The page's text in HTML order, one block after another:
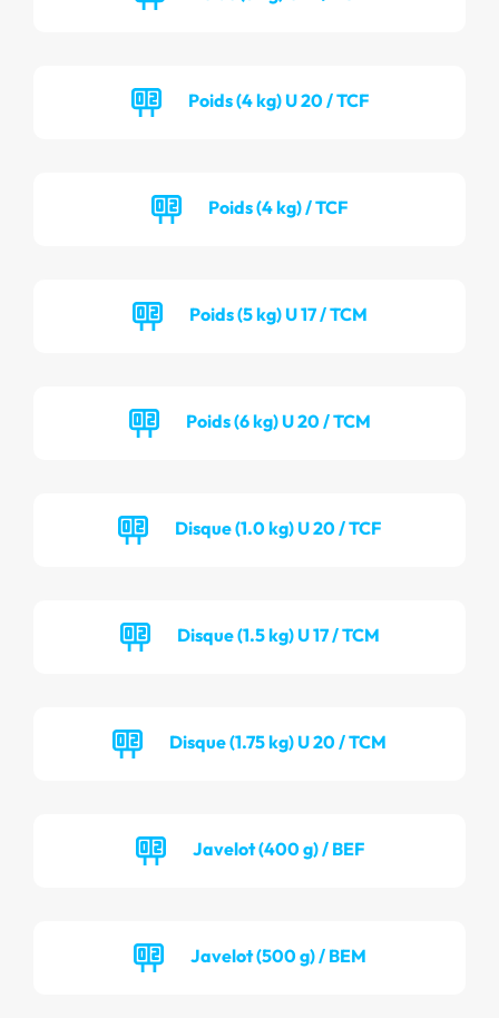
Poids (4 kg) U 20 / TCF
Poids (4 kg) / TCF
Poids (5 kg) U 17 / TCM
Poids (6 kg) U 20 / TCM
Disque (1.0 kg) U 20 / TCF
Disque (1.5 kg) U 17 / TCM
Disque (1.75 kg) U 20 / TCM
Javelot (400 g) / BEF
Javelot (500 g) / BEM